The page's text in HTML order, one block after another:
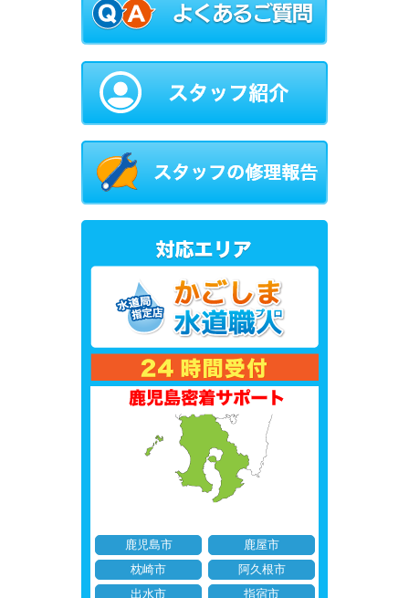
鹿児島市
鹿屋市
枕崎市
阿久根市
出水市
指宿市